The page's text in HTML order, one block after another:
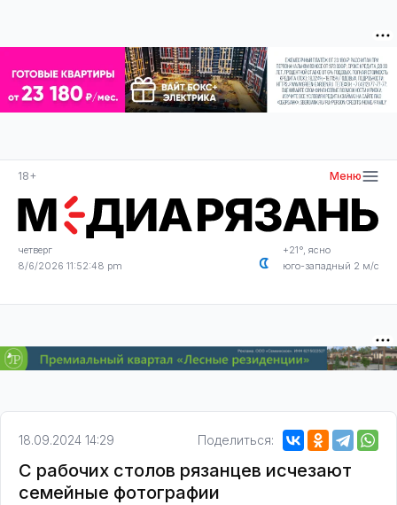
18+ Меню
четверг
8/6/2026 11:52:48 pm
+21°, ясно
юго-западный 2 м/с
18.09.2024 14:29 Поделиться:
С рабочих столов рязанцев исчезают
семейные фотографии